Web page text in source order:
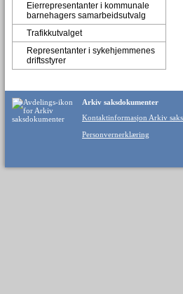
Eierrepresentanter i kommunale
barnehagers samarbeidsutvalg
Trafikkutvalget
Representanter i sykehjemmenes
driftsstyrer
Arkiv saksdokumenter
Kontaktinformasjon Arkiv
Personvernerklæring